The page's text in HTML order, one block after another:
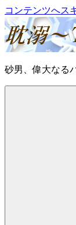
コンテンツへス
耽
砂男、偉大なる